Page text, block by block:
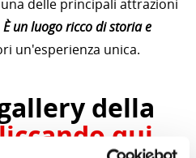
delle principali attrazioni
È un luogo ricco di storia e
un'esperienza unica.
della
qui